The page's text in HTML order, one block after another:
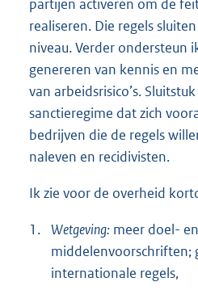
partijen activeren om de
realiseren. Die regels
niveau. Verder ondersteun
genereren van kennis en
van arbeidsrisico’s.
sanctieregime dat zich
bedrijven die de regels
naleven en recidivisten.
Ik zie voor de overheid
1. Wetgeving: meer doel-
middelenvoorschriften;
internationale regels,